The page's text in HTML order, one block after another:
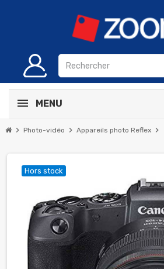
MENU
chevron_right Photo-vidéo chevron_right Appareils photo Reflex chevron_right
Hors stock